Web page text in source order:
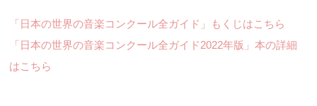
「日本の世界の音楽コンクール全ガイド」もくじはこちら
「日本の世界の音楽コンクール全ガイド2022年版」本の詳細
はこちら